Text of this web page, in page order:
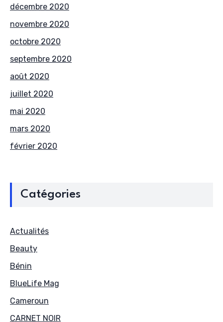
décembre 2020
novembre 2020
octobre 2020
septembre 2020
août 2020
juillet 2020
mai 2020
mars 2020
février 2020
Catégories
Actualités
Beauty
Bénin
BlueLife Mag
Cameroun
CARNET NOIR